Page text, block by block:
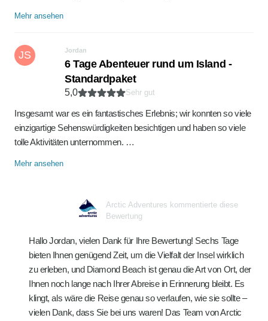
Mehr ansehen
JS Jordan
6 Tage Abenteuer rund um Island -
Standardpaket
5,0 Sehr gut
Insgesamt war es ein fantastisches Erlebnis; wir konnten so viele
einzigartige Sehenswürdigkeiten besichtigen und haben so viele
tolle Aktivitäten unternommen. …
Mehr ansehen
Arctic Adventures kommentierte diese
Bewertung
Hallo Jordan, vielen Dank für Ihre Bewertung! Sechs Tage
bieten Ihnen genügend Zeit, um die Vielfalt der Insel wirklich
zu erleben, und Diamond Beach ist genau die Art von Ort, der
Ihnen noch lange nach Ihrer Abreise in Erinnerung bleibt. Es
klingt, als wäre die Reise genau so verlaufen, wie sie sollte –
vielen Dank, dass Sie bei uns waren! Das Team von Arctic